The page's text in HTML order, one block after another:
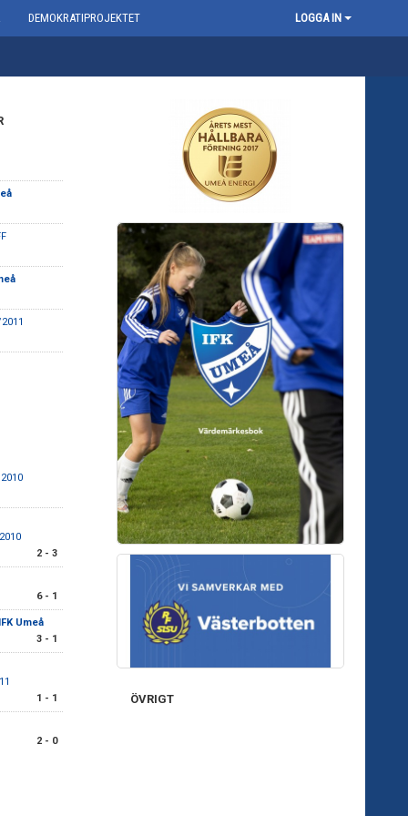
DEMOKRATIPROJEKTET LOGGA IN
2 - 3
6 - 1
Umeå
3 - 1
1 - 1
2 - 0
ÖVRIGT